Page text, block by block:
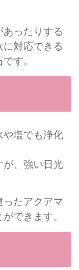
あったりする
対応できる
す。
や塩でも浄化
が、強い日光
ったアクアマ
できます。